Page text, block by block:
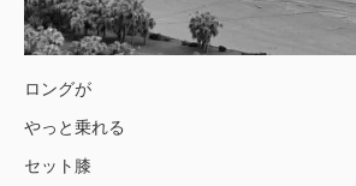
ロングが
やっと乗れる
セット膝